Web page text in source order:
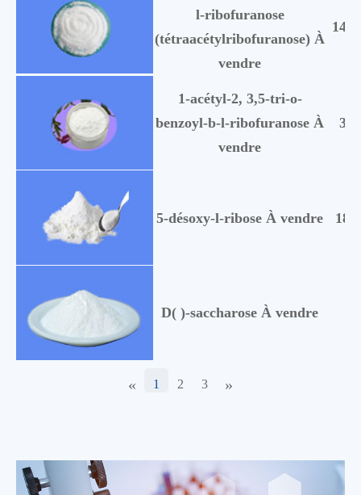
l-ribofuranose
(tétraacétylribofuranose) À
vendre
1-acétyl-2, 3,5-tri-o-
benzoyl-b-l-ribofuranose À
vendre
5-désoxy-l-ribose À vendre
D( )-saccharose À vendre
« 1 2 3 »